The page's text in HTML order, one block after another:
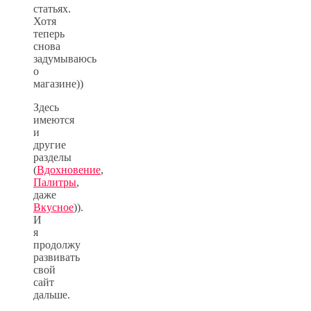
статьях.
Хотя
теперь
снова
задумываюсь
о
магазине))
Здесь
имеются
и
другие
разделы
(Вдохновение,
Палитры,
даже
Вкусное)).
И
я
продолжу
развивать
свой
сайт
дальше.